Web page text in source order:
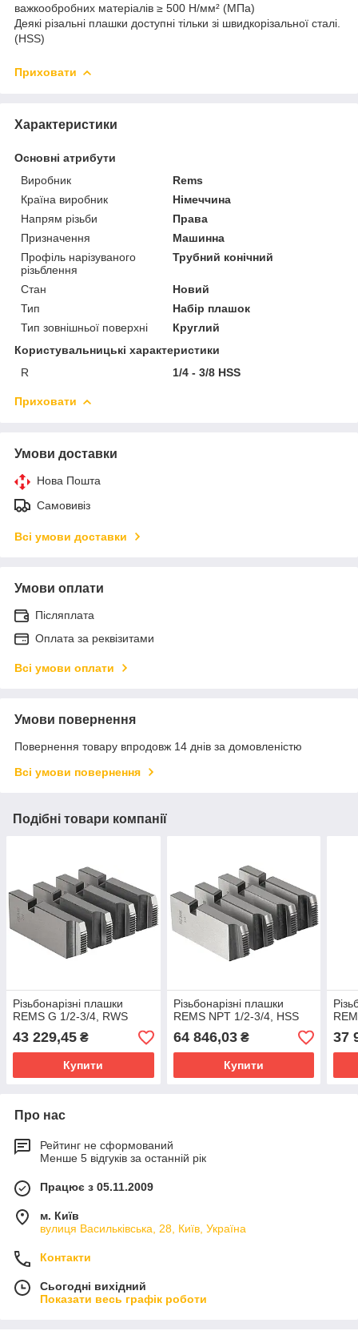
важкообробних матеріалів ≥ 500 Н/мм² (МПа)
Деякі різальні плашки доступні тільки зі швидкорізальної сталі.
(HSS)
Приховати
Характеристики
Основні атрибути
Виробник
Rems
Країна виробник
Німеччина
Напрям різьби
Права
Призначення
Машинна
Профіль нарізуваного
різьблення
Трубний конічний
Стан
Новий
Тип
Набір плашок
Тип зовнішньої поверхні
Круглий
Користувальницькі характеристики
R
1/4 - 3/8 HSS
Приховати
Умови доставки
Нова Пошта
Самовивіз
Всі умови доставки
Умови оплати
Післяплата
Оплата за реквізитами
Всі умови оплати
Умови повернення
Повернення товару впродовж 14 днів за домовленістю
Всі умови повернення
Подібні товари компанії
Різьбонарізні плашки
REMS G 1/2-3/4, RWS
43 229,45 ₴
Купити
Різьбонарізні плашки
REMS NPT 1/2-3/4, HSS
64 846,03₴
Купити
37
Про нас
Рейтинг не сформований
Менше 5 відгуків за останній рік
Працює з 05.11.2009
м. Київ
вулиця Васильківська, 28, Київ, Україна
Контакти
Сьогодні вихідний
Показати весь графік роботи